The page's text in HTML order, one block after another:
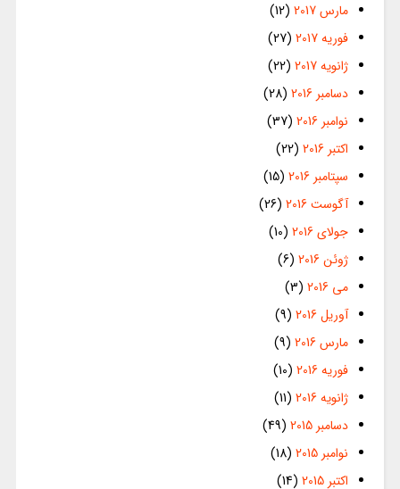
مارس 2017
(12)
فوریه 2017
(27)
ژانویه 2017
(22)
دسامبر 2016
(28)
نوامبر 2016
(37)
اکتبر 2016
(22)
سپتامبر 2016
(15)
آگوست 2016
(26)
جولای 2016
(10)
ژوئن 2016
(6)
می 2016
(3)
آوریل 2016
(9)
مارس 2016
(9)
فوریه 2016
(10)
ژانویه 2016
(11)
دسامبر 2015
(49)
نوامبر 2015
(18)
اکتبر 2015
(14)